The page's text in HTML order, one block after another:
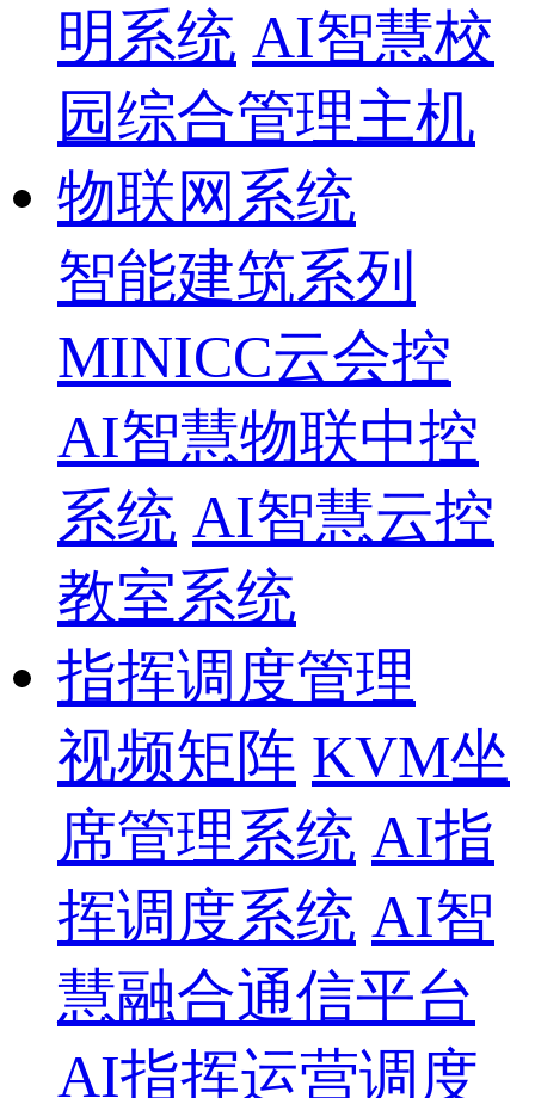
明系统 AI智慧校
园综合管理主机
物联网系统
智能建筑系列
MINICC云会控
AI智慧物联中控
系统 AI智慧云控
教室系统
指挥调度管理
视频矩阵 KVM坐
席管理系统 AI指
挥调度系统 AI智
慧融合通信平台
AI指挥运营调度